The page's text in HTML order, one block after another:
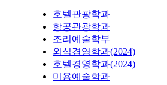
호텔관광학과
항공관광학과
조리예술학부
외식경영학과(2024)
호텔경영학과(2024)
미용예술학과